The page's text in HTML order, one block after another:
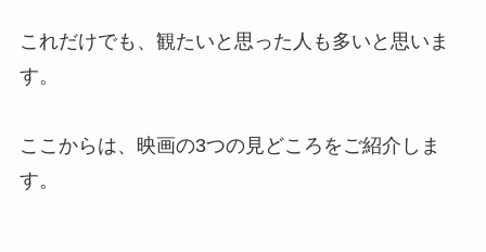
これだけでも、観たいと思った人も多いと思いま
す。
ここからは、映画の3つの見どころをご紹介しま
す。